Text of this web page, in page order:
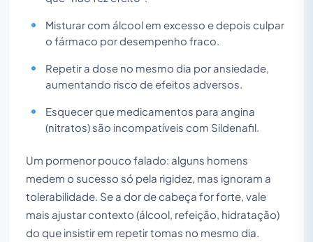
Misturar com álcool em excesso e depois culpar
o fármaco por desempenho fraco.
Repetir a dose no mesmo dia por ansiedade,
aumentando risco de efeitos adversos.
Esquecer que medicamentos para angina
(nitratos) são incompatíveis com Sildenafil.
Um pormenor pouco falado: alguns homens
medem o sucesso só pela rigidez, mas ignoram a
tolerabilidade. Se a dor de cabeça for forte, vale
mais ajustar contexto (álcool, refeição, hidratação)
do que insistir em repetir tomas no mesmo dia.